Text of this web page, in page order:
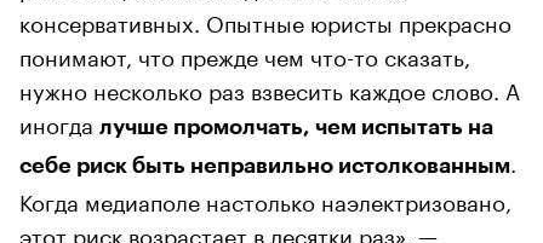
консервативных. Опытные юристы прекрасно
понимают, что прежде чем что-то сказать,
нужно несколько раз взвесить каждое слово. А
иногда лучше промолчать, чем испытать на
себе риск быть неправильно истолкованным
Когда медиаполе настолько наэлектризовано,
этот риск возрастает в десятки раз», —